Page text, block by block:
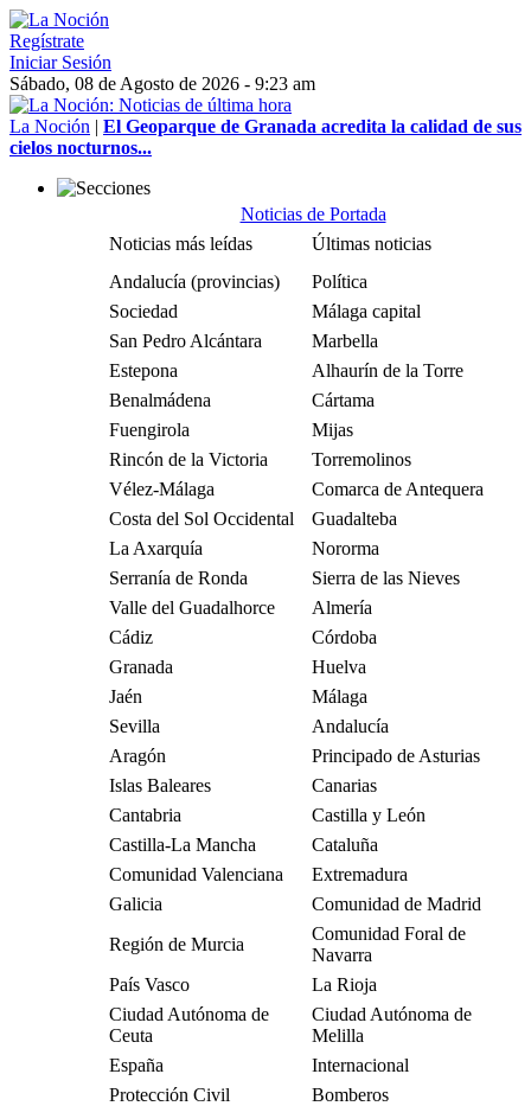
Regístrate
Iniciar Sesión
Sábado, 08 de Agosto de 2026 - 9:23 am
La Noción | El Geoparque de Granada acredita la calidad de sus
cielos nocturnos...
Noticias de Portada
Noticias más leídas
Últimas noticias
Andalucía (provincias)
Política
Sociedad
Málaga capital
San Pedro Alcántara
Marbella
Estepona
Alhaurín de la Torre
Benalmádena
Cártama
Fuengirola
Mijas
Rincón de la Victoria
Torremolinos
Vélez-Málaga
Comarca de Antequera
Costa del Sol Occidental
Guadalteba
La Axarquía
Nororma
Serranía de Ronda
Sierra de las Nieves
Valle del Guadalhorce
Almería
Cádiz
Córdoba
Granada
Huelva
Jaén
Málaga
Sevilla
Andalucía
Aragón
Principado de Asturias
Islas Baleares
Canarias
Cantabria
Castilla y León
Castilla-La Mancha
Cataluña
Comunidad Valenciana
Extremadura
Galicia
Comunidad de Madrid
Región de Murcia
Comunidad Foral de
Navarra
País Vasco
La Rioja
Ciudad Autónoma de
Ceuta
Ciudad Autónoma de
Melilla
España
Internacional
Protección Civil
Bomberos